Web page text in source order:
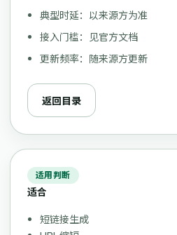
典型时延：以来源方为准
接入门槛：见官方文档
更新频率：随来源方更新
返回目录
适用判断
适合
短链接生成